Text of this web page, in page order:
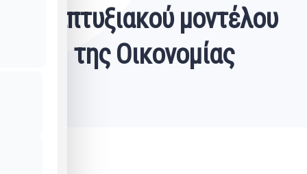
αναπτυξιακού μοντέλου
τηςΟικονομίας